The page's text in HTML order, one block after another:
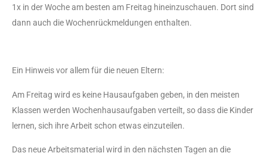
1x in der Woche am besten am Freitag hineinzuschauen. Dort sind
dann auch die Wochenrückmeldungen enthalten.
Ein Hinweis vor allem für die neuen Eltern:
Am Freitag wird es keine Hausaufgaben geben, in den meisten
Klassen werden Wochenhausaufgaben verteilt, so dass die Kinder
lernen, sich ihre Arbeit schon etwas einzuteilen.
Das neue Arbeitsmaterial wird in den nächsten Tagen an die